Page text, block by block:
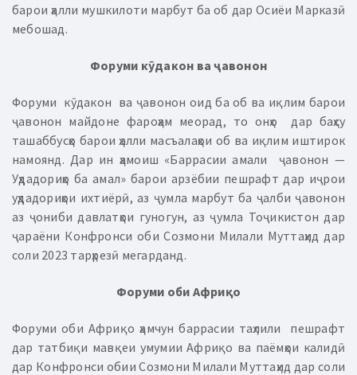
барои ҳалли мушкилоти марбут ба об дар Осиёи Марказӣ
мебошад.
Форуми кӯдакон ва ҷавонон
Форуми кӯдакон ва ҷавонон оид ба об ва иқлим барои
ҷавонон майдоне фароҳам меорад, то онҳо дар баҳсу
ташаббусҳо барои ҳалли масъалаҳои об ва иқлим иштирок
намоянд. Дар ин ҳамоиш «Баррасии амали ҷавонон —
Уҳдадориҳо ба амал» барои арзёбии пешрафт дар иҷрои
уҳдадориҳои ихтиёрӣ, аз ҷумла марбут ба ҷалби ҷавонон
аз ҷониби давлатҳои гуногун, аз ҷумла Тоҷикистон дар
ҷараёни Конфронси оби Созмони Милали Муттаҳид дар
соли 2023 тарҳрезӣ мегарданд.
Форуми оби Африқо
Форуми оби Африқо ҳамчун баррасии таҳлили пешрафт
дар татбиқи мавқеи умумии Африқо ва паёмҳои калидӣ
дар Конфронси обии Созмони Милали Муттаҳид дар соли